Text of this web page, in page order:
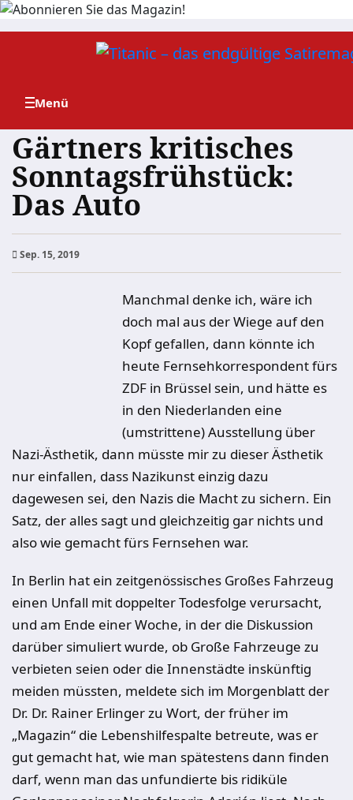
Zum
Gärtners kritisches
Sonntagsfrühstück:
Das Auto
Sep. 15, 2019
Manchmal denke ich, wäre ich
doch mal aus der Wiege auf den
Kopf gefallen, dann könnte ich
heute Fernsehkorrespondent fürs
ZDF in Brüssel sein, und hätte es
in den Niederlanden eine
(umstrittene) Ausstellung über
Nazi-Ästhetik, dann müsste mir zu dieser Ästhetik
nur einfallen, dass Nazikunst einzig dazu
dagewesen sei, den Nazis die Macht zu sichern. Ein
Satz, der alles sagt und gleichzeitig gar nichts und
also wie gemacht fürs Fernsehen war.
In Berlin hat ein zeitgenössisches Großes Fahrzeug
einen Unfall mit doppelter Todesfolge verursacht,
und am Ende einer Woche, in der die Diskussion
darüber simuliert wurde, ob Große Fahrzeuge zu
verbieten seien oder die Innenstädte inskünftig
meiden müssten, meldete sich im Morgenblatt der
Dr. Dr. Rainer Erlinger zu Wort, der früher im
„Magazin“ die Lebenshilfespalte betreute, was er
gut gemacht hat, wie man spätestens dann finden
darf, wenn man das unfundierte bis ridiküle